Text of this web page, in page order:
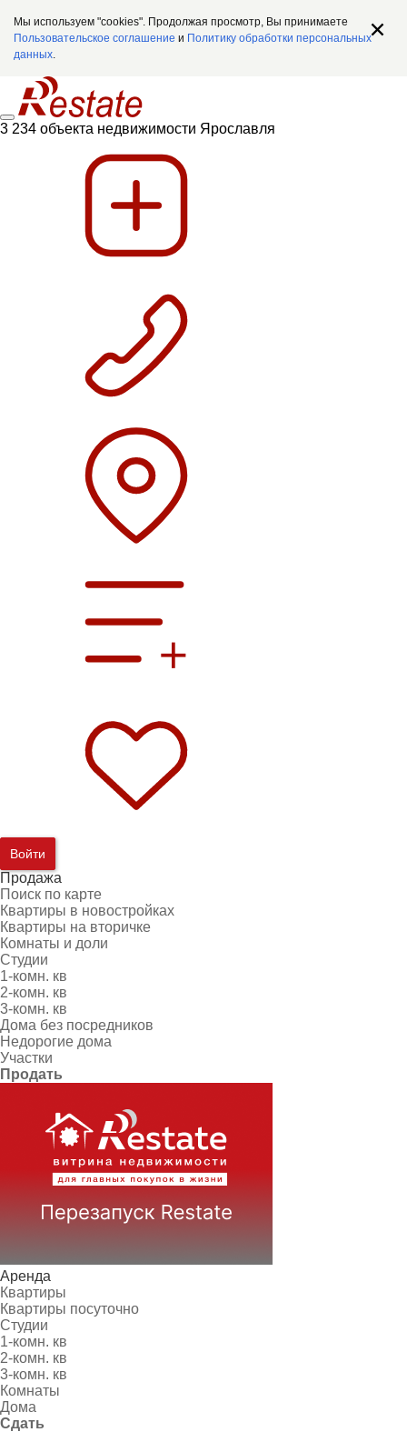
Мы используем "cookies". Продолжая просмотр, Вы принимаете
Пользовательское соглашение и Политику обработки персональных
данных.
3 234 объекта недвижимости Ярославля
Войти
Продажа
Поиск по карте
Квартиры в новостройках
Квартиры на вторичке
Комнаты и доли
Студии
1-комн. кв
2-комн. кв
3-комн. кв
Дома без посредников
Недорогие дома
Участки
Продать
Аренда
Квартиры
Квартиры посуточно
Студии
1-комн. кв
2-комн. кв
3-комн. кв
Комнаты
Дома
Сдать